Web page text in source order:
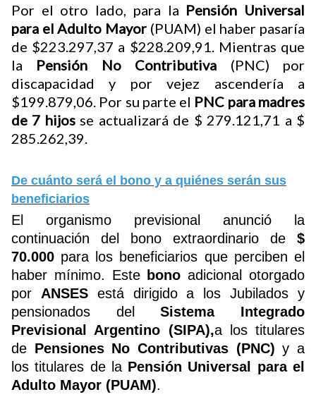
Por el otro lado, para la Pensión Universal
para el Adulto Mayor (PUAM) el haber pasaría
de $223.297,37 a $228.209,91. Mientras que
la Pensión No Contributiva (PNC) por
discapacidad y por vejez ascendería a
$199.879,06. Por su parte el PNC para madres
de 7 hijosse actualizará de $ 279.121,71 a $
285.262,39.
De cuánto será el bono y a quiénes serán sus
beneficiarios
El organismo previsional anunció la
continuación del bono extraordinario de $
70.000 para los beneficiarios que perciben el
haber mínimo. Estebono adicional otorgado
por ANSESestá dirigido a los Jubilados y
pensionados delSistema Integrado
Previsional Argentino (SIPA),a los titulares
de Pensiones No Contributivas (PNC)y a
los titulares de la Pensión Universal para el
Adulto Mayor (PUAM).